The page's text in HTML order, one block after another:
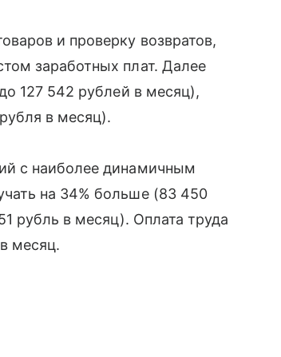
и проверку возвратов,
заработных плат. Далее
127 542 рублей в месяц),
в месяц).
с наиболее динамичным
на 34% больше (83 450
рубль в месяц). Оплата труда
месяц.